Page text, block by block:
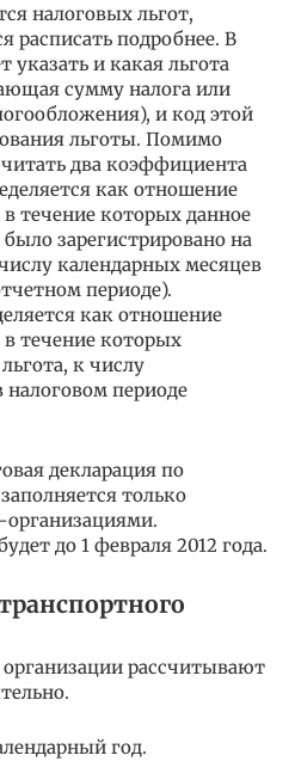
налоговых льгот,
расписать подробнее. В
и какая льгота
сумму налога или
и код этой
льготы. Помимо
два коэффициента
как отношение
течение которых данное
зарегистрировано на
календарных месяцев
периоде).
как отношение
течение которых
к числу
периоде
декларация по
только
до 1 февраля 2012 года.
рассчитывают
год.